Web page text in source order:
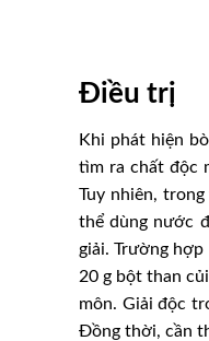
Điều trị
Khi phát hiện
tìm ra chất độc
Tuy nhiên,
thể dùng nước
giải. Trường
20 g bột than
môn. Giải độc
Đồng thời, cần